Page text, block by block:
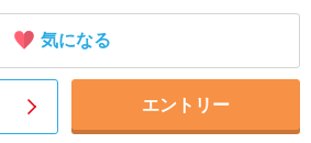
気になる
エントリー